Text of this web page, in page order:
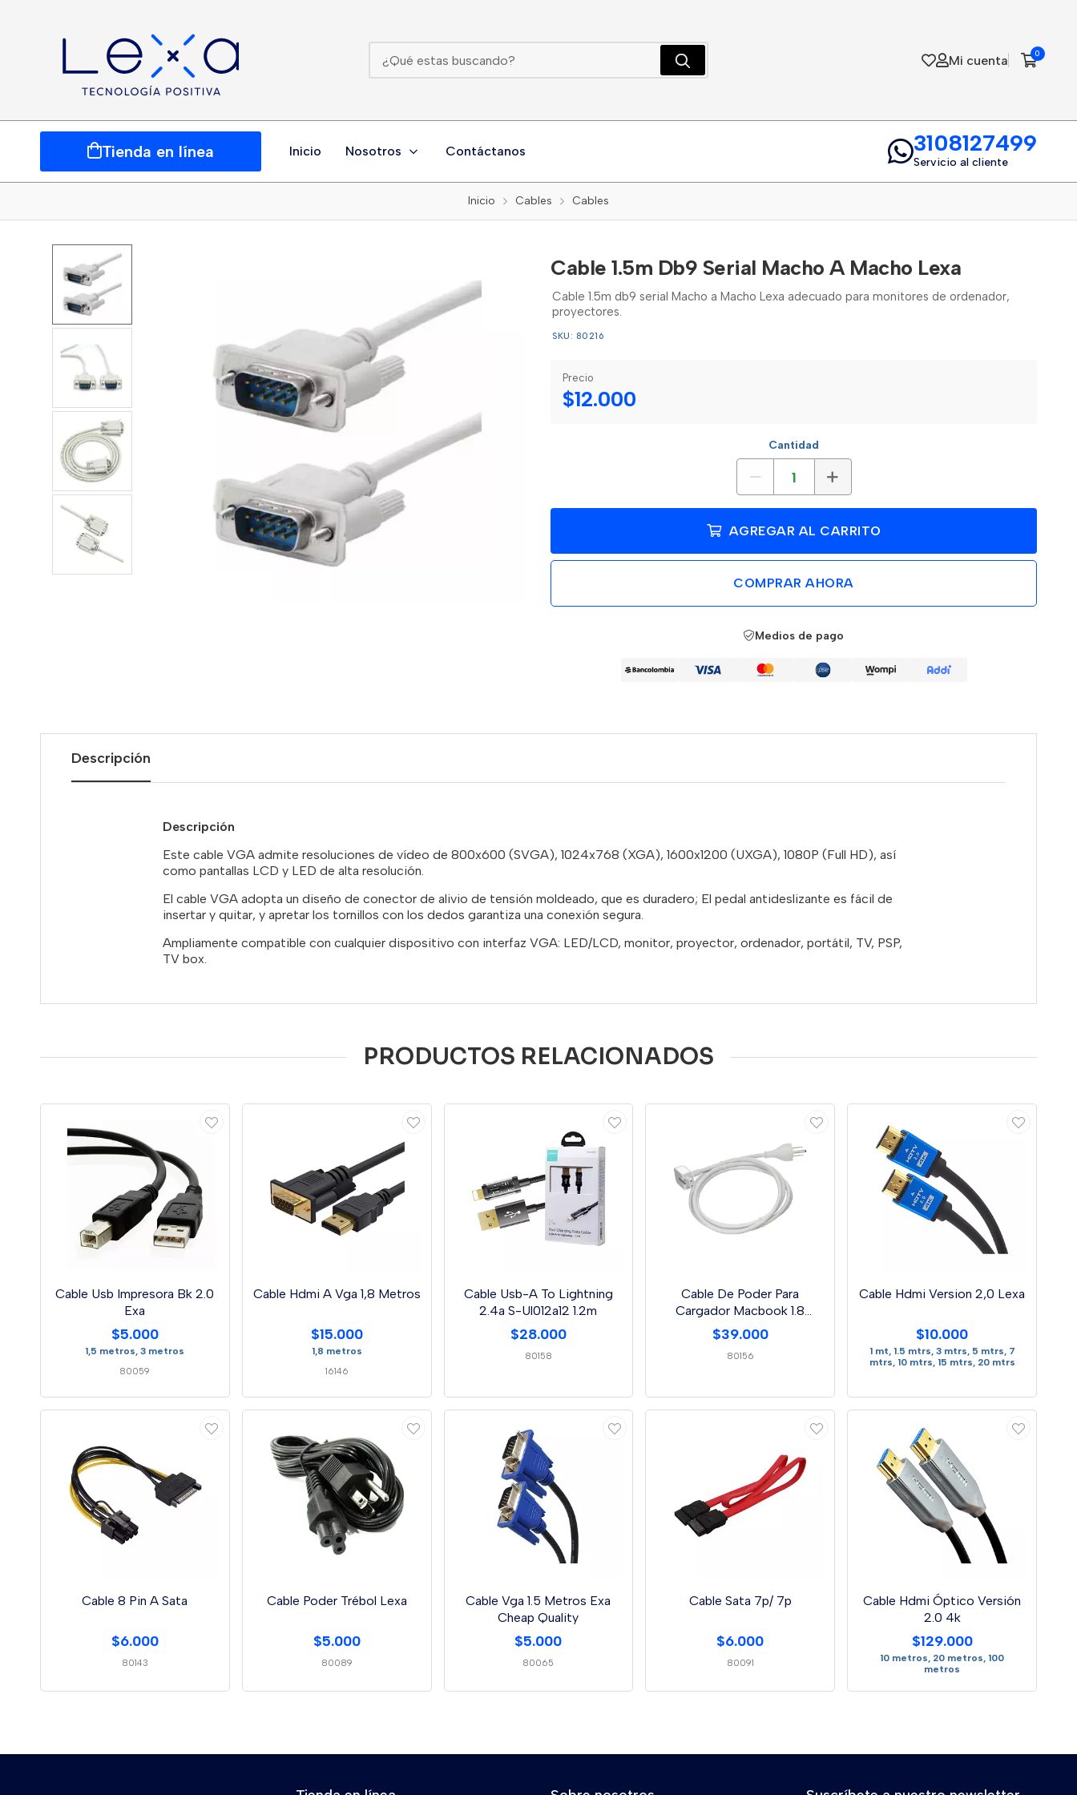
Mi cuenta 0
Tienda en línea Inicio Nosotros Contáctanos 3108127499
Servicio al cliente
Inicio Cables Cables
Cable 1.5m Db9 Serial Macho A Macho Lexa
Cable 1.5m db9 serial Macho a Macho Lexa adecuado para monitores de ordenador,
proyectores.
SKU: 80216
Precio
$12.000
Cantidad
AGREGAR AL CARRITO
COMPRAR AHORA
Medios de pago
Descripción
Descripción
Este cable VGA admite resoluciones de vídeo de 800x600 (SVGA), 1024x768 (XGA), 1600x1200 (UXGA), 1080P (Full HD), así
como pantallas LCD y LED de alta resolución.
El cable VGA adopta un diseño de conector de alivio de tensión moldeado, que es duradero; El pedal antideslizante es fácil de
insertar y quitar, y apretar los tornillos con los dedos garantiza una conexión segura.
Ampliamente compatible con cualquier dispositivo con interfaz VGA: LED/LCD, monitor, proyector, ordenador, portátil, TV, PSP,
TV box.
PRODUCTOS RELACIONADOS
Cable Usb Impresora Bk 2.0
Exa
$5.000
1,5 metros, 3 metros
80059
Cable Hdmi A Vga 1,8 Metros
$15.000
1,8 metros
16146
Cable Usb-A To Lightning
2.4a S-Ul012a12 1.2m
$28.000
80158
Cable De Poder Para
Cargador Macbook 1.8
Metros
$39.000
80156
Cable Hdmi Version 2,0 Lexa
$10.000
1 mt, 1.5 mtrs, 3 mtrs, 5 mtrs, 7
mtrs, 10 mtrs, 15 mtrs, 20 mtrs
Cable 8 Pin A Sata
$6.000
80143
Cable Poder Trébol Lexa
$5.000
80089
Cable Vga 1.5 Metros Exa
Cheap Quality
$5.000
80065
Cable Sata 7p/ 7p
$6.000
80091
Cable Hdmi Óptico Versión
2.0 4k
$129.000
10 metros, 20 metros, 100
metros